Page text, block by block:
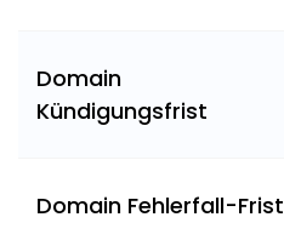
Domain
Kündigungsfrist
Domain Fehlerfall-Frist